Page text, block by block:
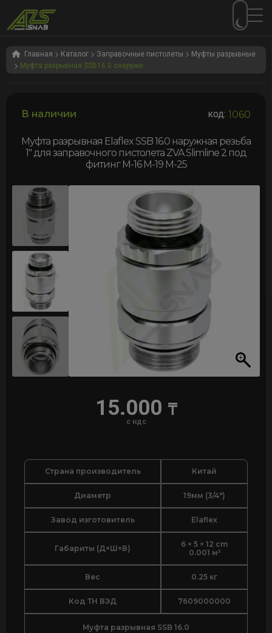
Перейти
навигации
Перейти
содержимому
Главная Каталог Заправочные пистолеты
Муфты разрывные
Муфта разрывная SSB16.0 снаружи
В наличии код: 1060
Муфта разрывная Elaflex SSB 16.0 наружная резьба
1″ для заправочного пистолета ZVA Slimline 2 под
фитинг M-16 M-19 M-25
15.000 ₸
с ндс
Страна производитель Китай
Диаметр 19мм (3/4")
Завод изготовитель Elaflex
Габариты (Д×Ш×В)
6 × 5 × 12 cm
0.001 м³
Вес 0.25 кг
Код ТН ВЭД 7609000000
Муфта разрывная SSB 16.0